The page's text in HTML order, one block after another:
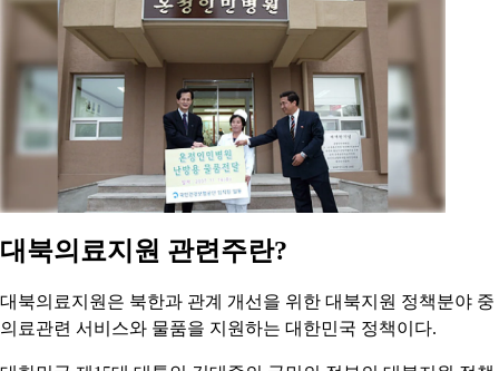
대북의료지원 관련주란?
대북의료지원은 북한과 관계 개선을 위한 대북지원 정책분야 중
의료관련 서비스와 물품을 지원하는 대한민국 정책이다.